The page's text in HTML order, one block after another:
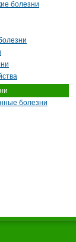
болезни
болезни